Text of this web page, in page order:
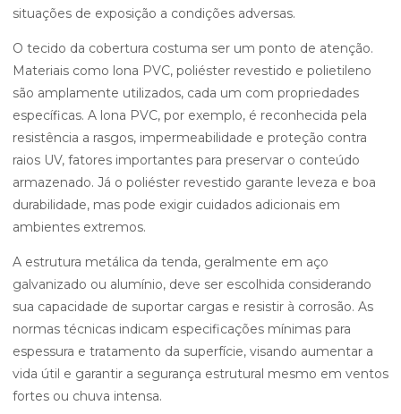
situações de exposição a condições adversas.
O tecido da cobertura costuma ser um ponto de atenção.
Materiais como lona PVC, poliéster revestido e polietileno
são amplamente utilizados, cada um com propriedades
específicas. A lona PVC, por exemplo, é reconhecida pela
resistência a rasgos, impermeabilidade e proteção contra
raios UV, fatores importantes para preservar o conteúdo
armazenado. Já o poliéster revestido garante leveza e boa
durabilidade, mas pode exigir cuidados adicionais em
ambientes extremos.
A estrutura metálica da tenda, geralmente em aço
galvanizado ou alumínio, deve ser escolhida considerando
sua capacidade de suportar cargas e resistir à corrosão. As
normas técnicas indicam especificações mínimas para
espessura e tratamento da superfície, visando aumentar a
vida útil e garantir a segurança estrutural mesmo em ventos
fortes ou chuva intensa.